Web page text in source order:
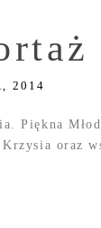
2014
oraz